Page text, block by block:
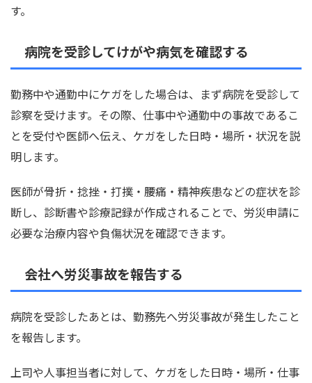
す。
病院を受診してけがや病気を確認する
勤務中や通勤中にケガをした場合は、まず病院を受診して
診察を受けます。その際、仕事中や通勤中の事故であるこ
とを受付や医師へ伝え、ケガをした日時・場所・状況を説
明します。
医師が骨折・捻挫・打撲・腰痛・精神疾患などの症状を診
断し、診断書や診療記録が作成されることで、労災申請に
必要な治療内容や負傷状況を確認できます。
会社へ労災事故を報告する
病院を受診したあとは、勤務先へ労災事故が発生したこと
を報告します。
上司や人事担当者に対して、ケガをした日時・場所・仕事